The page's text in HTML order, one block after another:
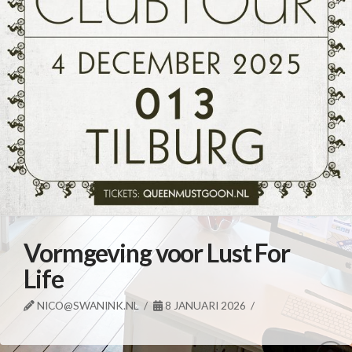
Vormgeving voor Lust For
Life
NICO@SWANINK.NL 8 JANUARI 2026